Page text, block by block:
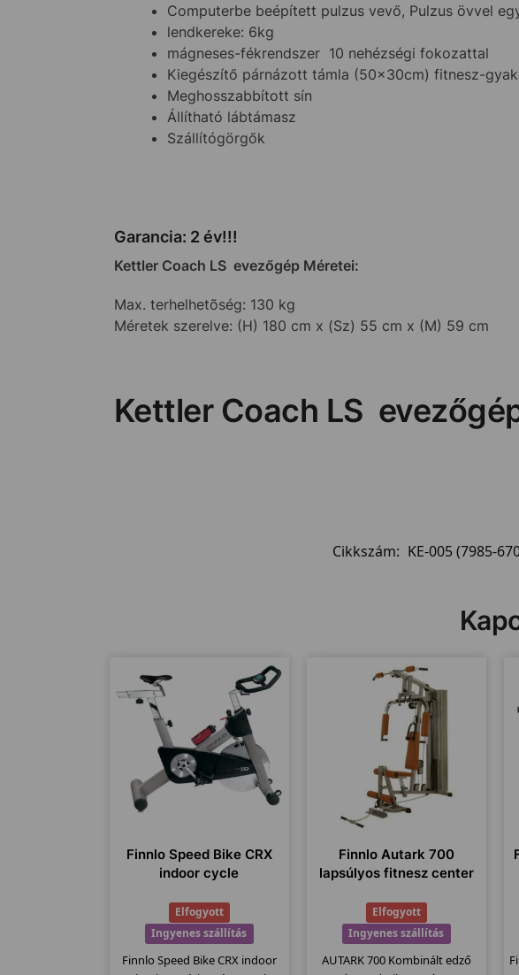
Computerbe beépített pulzus vevő, Pulzus övvel
lendkereke: 6kg
mágneses-fékrendszer 10 nehézségi fokozattal
Kiegészítő párnázott támla (50x30cm) fitnesz-
Meghosszabbított sín
Állítható lábtámasz
Szállítógörgők
Garancia: 2 év!!!
Kettler Coach LS evezőgép Méretei:
Max. terhelhetõség: 130 kg
Méretek szerelve: (H) 180 cm x (Sz) 55 cm x (M) 59 cm
Kettler Coach LS
Cikkszám: KE-005 (7985-
Finnlo Speed Bike CRX
indoor cycle
Elfogyott
Ingyenes szállítás
Finnlo Speed Bike CRX indoor
Finnlo Autark 700
lapsúlyos fitnesz center
Elfogyott
Ingyenes szállítás
AUTARK 700 Kombinált edző